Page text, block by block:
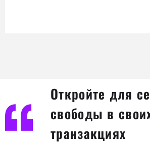
Откройте для
свободы в
транзакциях